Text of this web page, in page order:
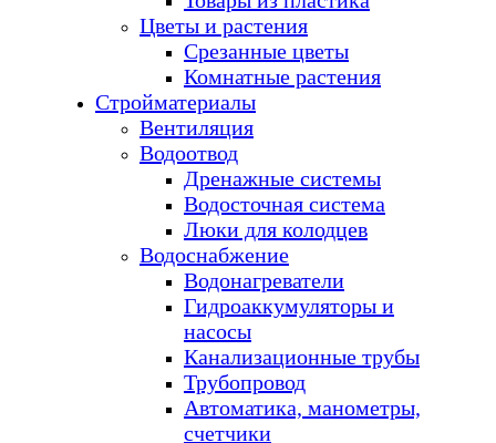
Цветы и растения
Срезанные цветы
Комнатные растения
Стройматериалы
Вентиляция
Водоотвод
Дренажные системы
Водосточная система
Люки для колодцев
Водоснабжение
Водонагреватели
Гидроаккумуляторы и
насосы
Канализационные трубы
Трубопровод
Автоматика, манометры,
счетчики